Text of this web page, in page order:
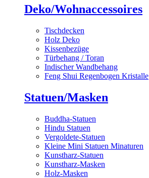
Deko/Wohnaccessoires
Tischdecken
Holz Deko
Kissenbezüge
Türbehang / Toran
Indischer Wandbehang
Feng Shui Regenbogen Kristalle
Statuen/Masken
Buddha-Statuen
Hindu Statuen
Vergoldete-Statuen
Kleine Mini Statuen Minaturen
Kunstharz-Statuen
Kunstharz-Masken
Holz-Masken